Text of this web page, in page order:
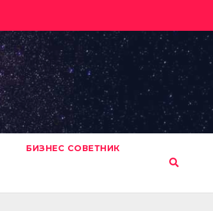
БИЗНЕС СОВЕТНИК